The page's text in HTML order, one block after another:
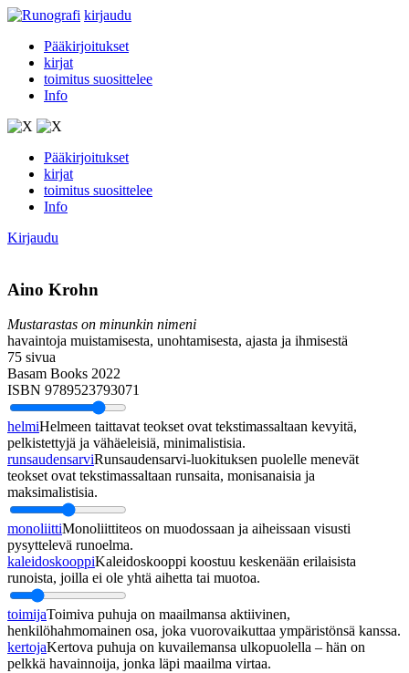
kirjaudu
Pääkirjoitukset
kirjat
toimitus suosittelee
Info
Pääkirjoitukset
kirjat
toimitus suosittelee
Info
Kirjaudu
Aino Krohn
Mustarastas on minunkin nimeni
havaintoja muistamisesta, unohtamisesta, ajasta ja ihmisestä
75 sivua
Basam Books 2022
ISBN 9789523793071
helmiHelmeen taittavat teokset ovat tekstimassaltaan kevyitä,
pelkistettyjä ja vähäeleisiä, minimalistisia.
runsaudensarviRunsaudensarvi-luokituksen puolelle menevät
teokset ovat tekstimassaltaan runsaita, monisanaisia ja
maksimalistisia.
monoliittiMonoliittiteos on muodossaan ja aiheissaan visusti
pysyttelevä runoelma.
kaleidoskooppiKaleidoskooppi koostuu keskenään erilaisista
runoista, joilla ei ole yhtä aihetta tai muotoa.
toimijaToimiva puhuja on maailmansa aktiivinen,
henkilöhahmomainen osa, joka vuorovaikuttaa ympäristönsä kanssa.
kertojaKertova puhuja on kuvailemansa ulkopuolella – hän on
pelkkä havainnoija, jonka läpi maailma virtaa.